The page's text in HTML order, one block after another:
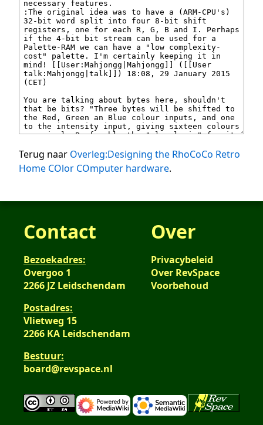
Terug naar Overleg:Designing the RhoCoCo Retro
Home COlor COmputer hardware.
Contact
Bezoekadres:
Overgoo 1
2266 JZ Leidschendam
Postadres:
Vlietweg 15
2266 KA Leidschendam
Bestuur:
board@revspace.nl
Over
Privacybeleid
Over RevSpace
Voorbehoud